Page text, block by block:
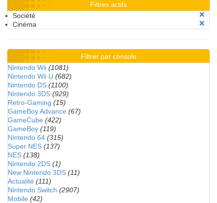
Filtres actifs
Société
Cinéma
Filtrer par console
Nintendo Wii (1081)
Nintendo Wii U (682)
Nintendo DS (1100)
Nintendo 3DS (929)
Retro-Gaming (15)
GameBoy Advance (67)
GameCube (422)
GameBoy (119)
Nintendo 64 (315)
Super NES (137)
NES (138)
Nintendo 2DS (1)
New Nintendo 3DS (11)
Actualité (111)
Nintendo Switch (2907)
Mobile (42)